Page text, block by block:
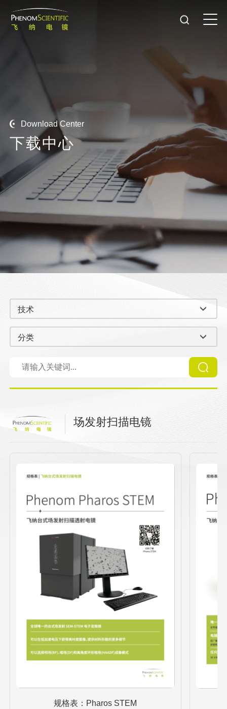
Download Center
下载中心
技术
分类
场发射扫描电镜
规格表：Pharos STEM